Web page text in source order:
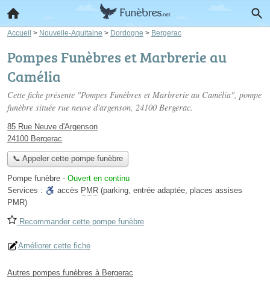
Accueil > Nouvelle-Aquitaine > Dordogne > Bergerac
Pompes Funèbres et Marbrerie au
Camélia
Cette fiche présente "Pompes Funèbres et Marbrerie au Camélia", pompe
funèbre située rue neuve d'argenson, 24100 Bergerac.
85 Rue Neuve d'Argenson
24100 Bergerac
📞 Appeler cette pompe funèbre
Pompe funèbre - Ouvert en continu
Services :
accès PMR (parking, entrée adaptée, places assises
PMR)
Recommander cette pompe funèbre
Améliorer cette fiche
Autres pompes funèbres à Bergerac